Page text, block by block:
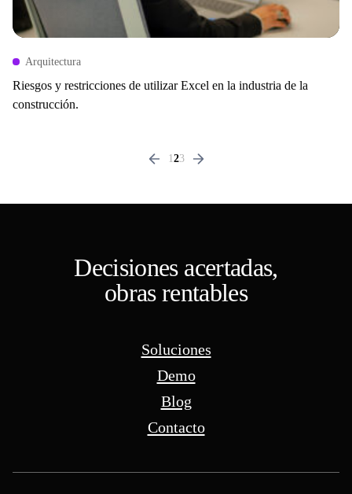
Arquitectura
Riesgos y restricciones de utilizar Excel en la industria de la
construcción.
1 23
Decisiones acertadas,
obras rentables
Soluciones
Demo
Blog
Contacto